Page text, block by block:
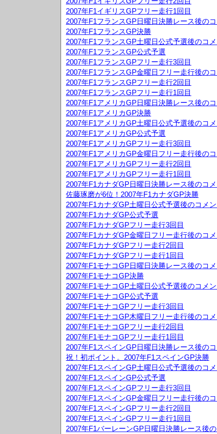
2007年F1イギリスGPフリー走行1回目
2007年F1フランスGP日曜日決勝レース後の
2007年F1フランスGP決勝
2007年F1フランスGP土曜日公式予選後のコ
2007年F1フランスGP公式予選
2007年F1フランスGPフリー走行3回目
2007年F1フランスGP金曜日フリー走行後の
2007年F1フランスGPフリー走行2回目
2007年F1フランスGPフリー走行1回目
2007年F1アメリカGP日曜日決勝レース後の
2007年F1アメリカGP決勝
2007年F1アメリカGP土曜日公式予選後のコ
2007年F1アメリカGP公式予選
2007年F1アメリカGPフリー走行3回目
2007年F1アメリカGP金曜日フリー走行後の
2007年F1アメリカGPフリー走行2回目
2007年F1アメリカGPフリー走行1回目
2007年F1カナダGP日曜日決勝レース後のコ
佐藤琢磨が6位！2007年F1カナダGP決勝
2007年F1カナダGP土曜日公式予選後のコメ
2007年F1カナダGP公式予選
2007年F1カナダGPフリー走行3回目
2007年F1カナダGP金曜日フリー走行後のコ
2007年F1カナダGPフリー走行2回目
2007年F1カナダGPフリー走行1回目
2007年F1モナコGP日曜日決勝レース後のコ
2007年F1モナコGP決勝
2007年F1モナコGP土曜日公式予選後のコメ
2007年F1モナコGP公式予選
2007年F1モナコGPフリー走行3回目
2007年F1モナコGP木曜日フリー走行後のコ
2007年F1モナコGPフリー走行2回目
2007年F1モナコGPフリー走行1回目
2007年F1スペインGP日曜日決勝レース後の
祝！初ポイント。2007年F1スペインGP決勝
2007年F1スペインGP土曜日公式予選後のコ
2007年F1スペインGP公式予選
2007年F1スペインGPフリー走行3回目
2007年F1スペインGP金曜日フリー走行後の
2007年F1スペインGPフリー走行2回目
2007年F1スペインGPフリー走行1回目
2007年F1バーレーンGP日曜日決勝レース後